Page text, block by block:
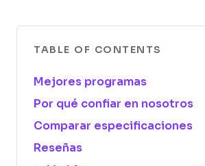
TABLE OF CONTENTS
Mejores programas
Por qué confiar en nosotros
Comparar especificaciones
Reseñas